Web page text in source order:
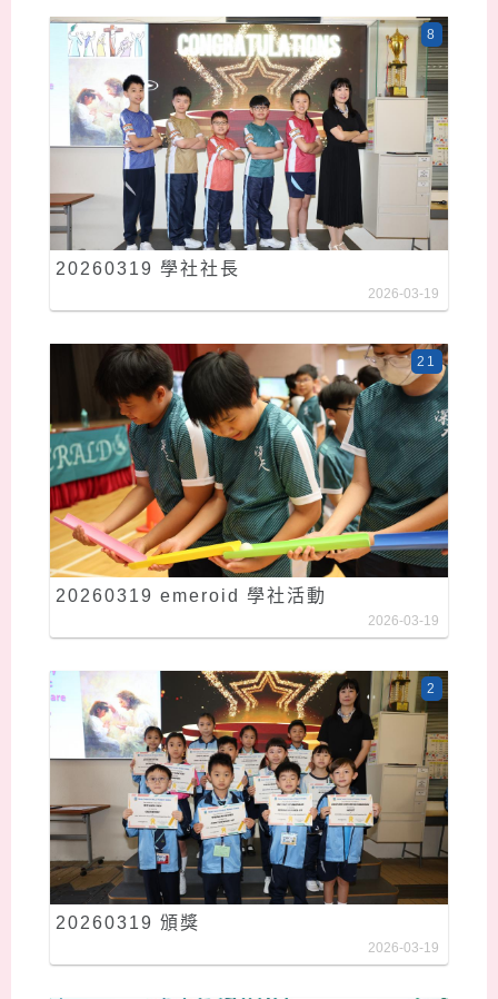
20260319 學社社長
8
2026-03-19
20260319 emeroid 學社活動
21
2026-03-19
20260319 頒獎
2
2026-03-19